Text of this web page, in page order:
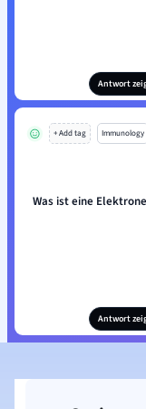
Antwort
+ Add tag Immunology
Was ist eine
Antwort